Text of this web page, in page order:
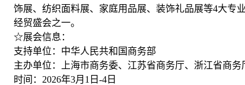
饰展、 纺织面料展、家庭用品展、装饰礼品展等4大专
经贸盛会之一。
☆展会信息：
支持单位：中华人民共和国商务部
主办单位：上海市商务委、江苏省商务厅、浙江省商
时间：2026年3月1日-4日